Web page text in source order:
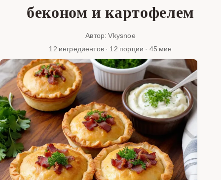
беконом и картофелем
Автор: Vkysnoe
12 ингредиентов · 12 порции · 45 мин